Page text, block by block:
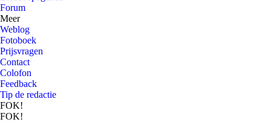
Forum
Meer
Weblog
Fotoboek
Prijsvragen
Contact
Colofon
Feedback
Tip de redactie
FOK!
FOK!